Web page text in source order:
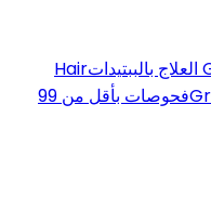
العلاج بالببتيداتHair
فحوصات بأقل من 99